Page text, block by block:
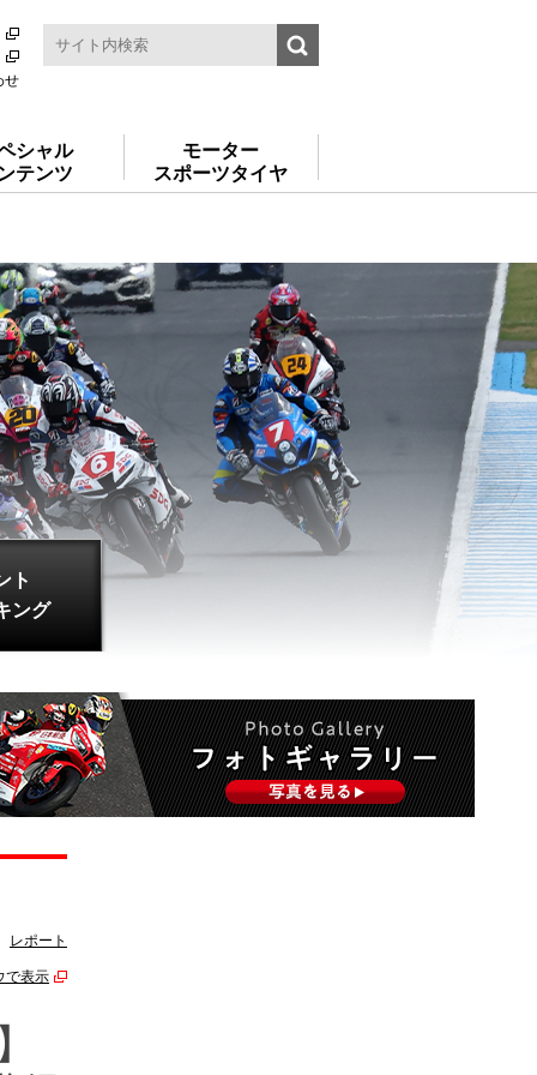
せ
シャル
テンツ
モーター
スポーツタイヤ
ト
ング
レポート
で表示